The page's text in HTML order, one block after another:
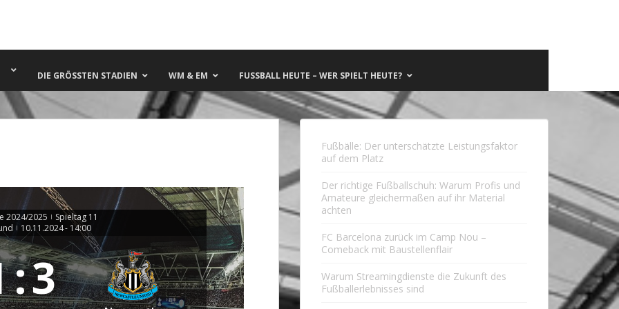
DIE GRÖSSTEN STADIEN WM & EM FUSSBALL HEUTE – WER SPIELT HEUTE?
2024/2025 | Spieltag 11
| 10.11.2024- 14:00
:3
Fußbälle: Der unterschätzte Leistungsfaktor
auf dem Platz
Der richtige Fußballschuh: Warum Profis und
Amateure gleichermaßen auf ihr Material
achten
FC Barcelona zurück im Camp Nou –
Comeback mit Baustellenflair
Warum Streamingdienste die Zukunft des
Fußballerlebnisses sind